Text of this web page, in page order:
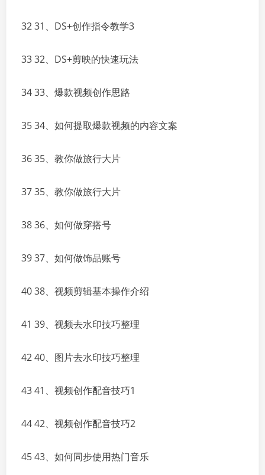
32 31、DS+创作指令教学3
33 32、DS+剪映的快速玩法
34 33、爆款视频创作思路
35 34、如何提取爆款视频的内容文案
36 35、教你做旅行大片
37 35、教你做旅行大片
38 36、如何做穿搭号
39 37、如何做饰品账号
40 38、视频剪辑基本操作介绍
41 39、视频去水印技巧整理
42 40、图片去水印技巧整理
43 41、视频创作配音技巧1
44 42、视频创作配音技巧2
45 43、如何同步使用热门音乐